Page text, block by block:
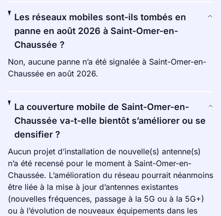
Les réseaux mobiles sont-ils tombés en
panne en août 2026 à Saint-Omer-en-
Chaussée ?
Non, aucune panne n’a été signalée à Saint-Omer-en-
Chaussée en août 2026.
La couverture mobile de Saint-Omer-en-
Chaussée va-t-elle bientôt s’améliorer ou se
densifier ?
Aucun projet d’installation de nouvelle(s) antenne(s)
n’a été recensé pour le moment à Saint-Omer-en-
Chaussée. L’amélioration du réseau pourrait néanmoins
être liée à la mise à jour d’antennes existantes
(nouvelles fréquences, passage à la 5G ou à la 5G+)
ou à l’évolution de nouveaux équipements dans les